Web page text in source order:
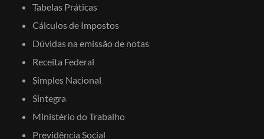
Tabelas Práticas
Cálculos de Impostos
Dúvidas na emissão de notas
Receita Federal
Simples Nacional
Sintegra
Ministério do Trabalho
Previdência Social